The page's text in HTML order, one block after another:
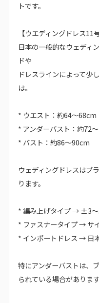
トです。
【ウエディングドレス11
日本の一般的なウェディ
ドや
ドレスラインによって少
は。
* ウエスト：約64～68cm
* アンダーバスト：約72
* バスト：約86～90cm
ウェディングドレスはブ
ります。
* 編み上げタイプ → ±3
* ファスナータイプ → サ
* インポートドレス → 日
特にアンダーバストは、
られている場合があります